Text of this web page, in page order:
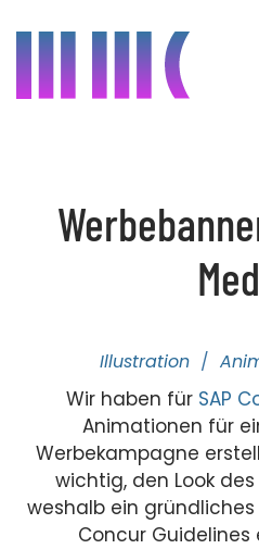
Kunden
Aktuelles
Kontakt
Illustration
Wir haben für SAP
Animationen für
Werbekampagne
wichtig, den Look
weshalb ein gründliches
Concur